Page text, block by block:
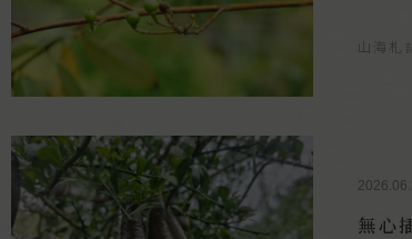
山海札
無心